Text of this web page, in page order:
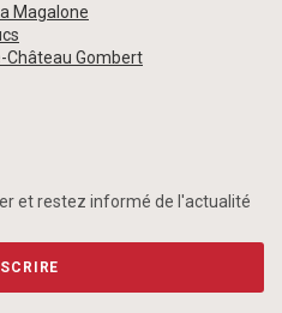
La Magalone
Château Gombert
et restez informé de l'actualité